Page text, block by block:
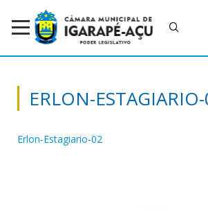
ERLON-
Erlon-Estagiario-02